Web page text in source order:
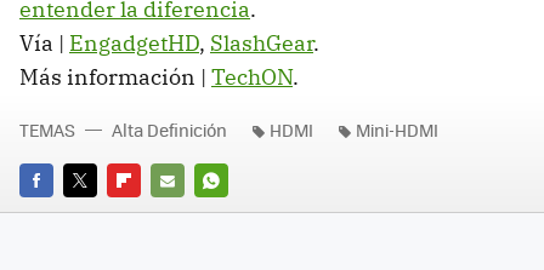
entender la diferencia.
Vía | EngadgetHD, SlashGear.
Más información | TechON.
FACEBOOK
TWITTERFLIPBOARD
E-
WHATSAPP
TEMAS Alta Definición HDMI Mini-HDMI